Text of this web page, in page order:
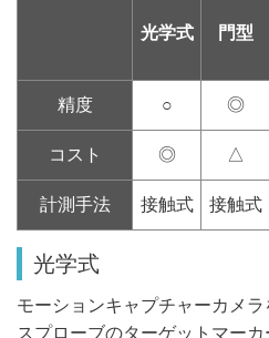
光学式 門型
精度 ○ ◎
コスト ◎ △
計測手法 接触式 接触式
光学式
モーションキャプチャーカメ
スプローブのターゲットマー